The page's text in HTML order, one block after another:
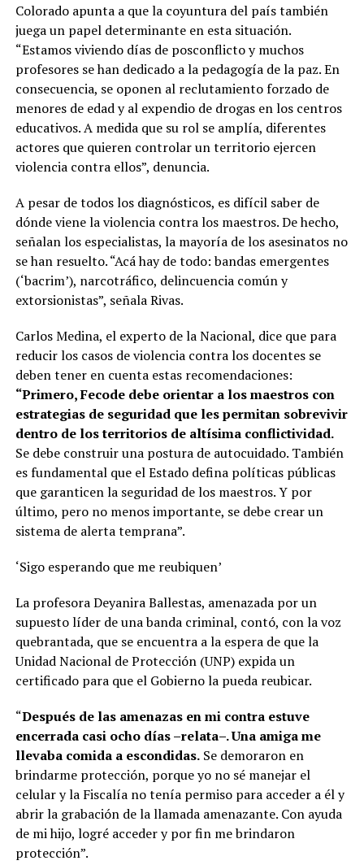
Colorado apunta a que la coyuntura del país también
juega un papel determinante en esta situación.
“Estamos viviendo días de posconflicto y muchos
profesores se han dedicado a la pedagogía de la paz. En
consecuencia, se oponen al reclutamiento forzado de
menores de edad y al expendio de drogas en los centros
educativos. A medida que su rol se amplía, diferentes
actores que quieren controlar un territorio ejercen
violencia contra ellos”, denuncia.
A pesar de todos los diagnósticos, es difícil saber de
dónde viene la violencia contra los maestros. De hecho,
señalan los especialistas, la mayoría de los asesinatos no
se han resuelto. “Acá hay de todo: bandas emergentes
(‘bacrim’), narcotráfico, delincuencia común y
extorsionistas”, señala Rivas.
Carlos Medina, el experto de la Nacional, dice que para
reducir los casos de violencia contra los docentes se
deben tener en cuenta estas recomendaciones:
“Primero, Fecode debe orientar a los maestros con
estrategias de seguridad que les permitan sobrevivir
dentro de los territorios de altísima conflictividad.
Se debe construir una postura de autocuidado. También
es fundamental que el Estado defina políticas públicas
que garanticen la seguridad de los maestros. Y por
último, pero no menos importante, se debe crear un
sistema de alerta temprana”.
‘Sigo esperando que me reubiquen’
La profesora Deyanira Ballestas, amenazada por un
supuesto líder de una banda criminal, contó, con la voz
quebrantada, que se encuentra a la espera de que la
Unidad Nacional de Protección (UNP) expida un
certificado para que el Gobierno la pueda reubicar.
“Después de las amenazas en mi contra estuve
encerrada casi ocho días –relata–. Una amiga me
llevaba comida a escondidas.Se demoraron en
brindarme protección, porque yo no sé manejar el
celular y la Fiscalía no tenía permiso para acceder a él y
abrir la grabación de la llamada amenazante. Con ayuda
de mi hijo, logré acceder y por fin me brindaron
protección”.